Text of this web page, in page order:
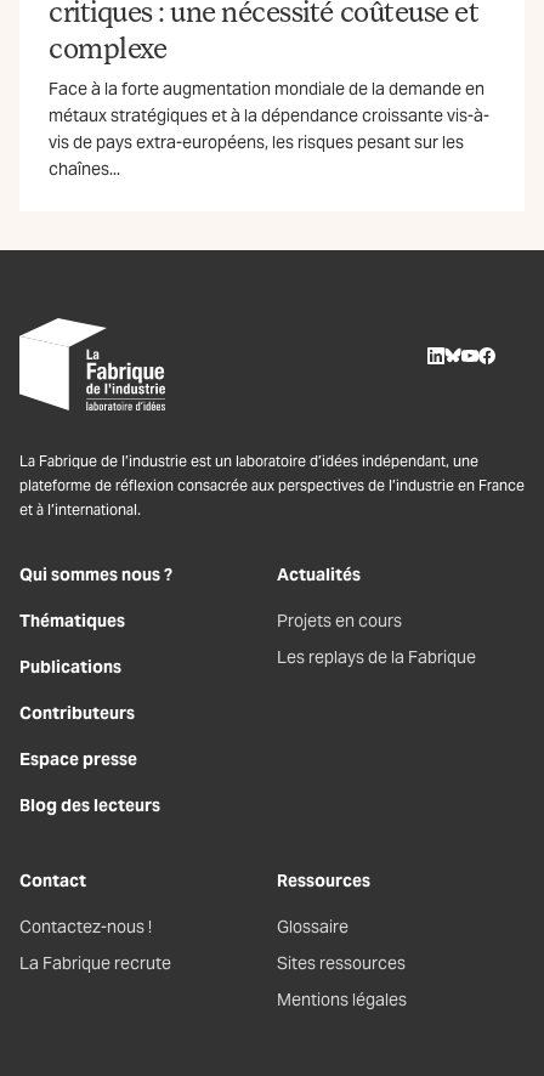
critiques : une nécessité coûteuse et
complexe
Face à la forte augmentation mondiale de la demande en
métaux stratégiques et à la dépendance croissante vis-à-
vis de pays extra-européens, les risques pesant sur les
chaînes...
La Fabrique de l’industrie est un laboratoire d’idées indépendant, une
plateforme de réflexion consacrée aux perspectives de l’industrie en France
et à l’international.
Qui sommes nous ?
Thématiques
Publications
Contributeurs
Espace presse
Blog des lecteurs
Actualités
Projets en cours
Les replays de la Fabrique
Contact
Contactez-nous !
La Fabrique recrute
Ressources
Glossaire
Sites ressources
Mentions légales